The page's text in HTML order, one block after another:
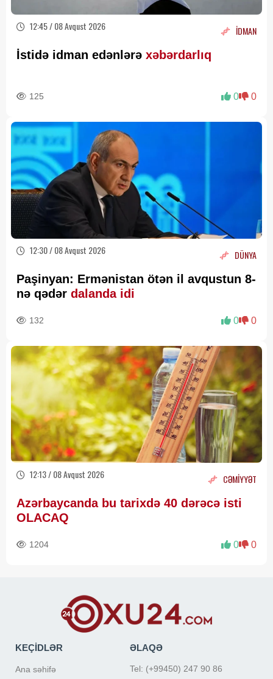
12:45 / 08 Avqust 2026 İDMAN
İstidə idman edənlərə xəbərdarlıq
125 0 0
12:30 / 08 Avqust 2026 DÜNYA
Paşinyan: Ermənistan ötən il avqustun 8-
nə qədər dalanda idi
132 0 0
12:13 / 08 Avqust 2026 CƏMİYYƏT
Azərbaycanda bu tarixdə 40 dərəcə isti
OLACAQ
1204 0 0
KEÇİDLƏR
Ana səhifə
ƏLAQƏ
Tel: (+99450) 247 90 86